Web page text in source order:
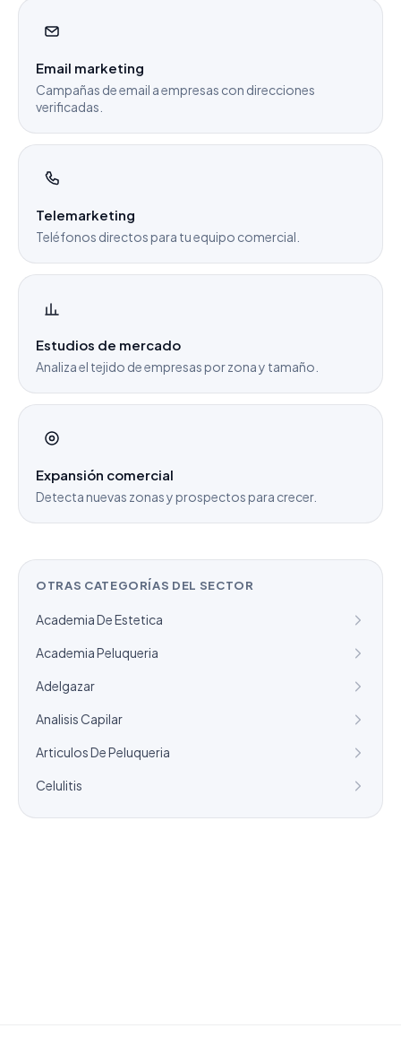
Email marketing
Campañas de email a empresas con direcciones
verificadas.
Telemarketing
Teléfonos directos para tu equipo comercial.
Estudios de mercado
Analiza el tejido de empresas por zona y tamaño.
Expansión comercial
Detecta nuevas zonas y prospectos para crecer.
OTRAS CATEGORÍAS DEL SECTOR
Academia De Estetica
Academia Peluqueria
Adelgazar
Analisis Capilar
Articulos De Peluqueria
Celulitis